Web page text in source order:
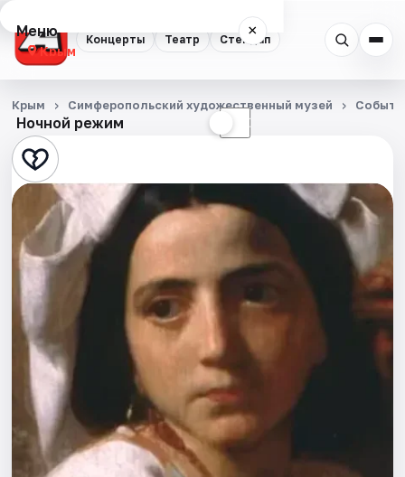
Концерты Театр Стендап
Меню ×
Крым
Концерты
Театр
Стендап
События
Города
Площадки
Артисты
Рейтинги
Ночной режим ☾
Крым Симферопольский художественный музей